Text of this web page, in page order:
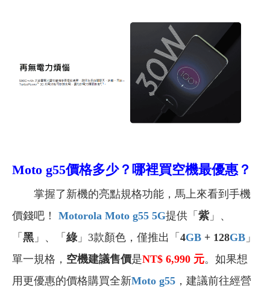
Moto g55價格多少？哪裡買空機最優惠？
掌握了新機的亮點規格功能，馬上來看到手機
價錢吧！ Motorola Moto g55 5G提供「 紫」、
「 黑 」、「 綠」3款顏色，僅推出「 4GB + 128GB 」
單一規格， 空機建議售價是NT$ 6,990 元。如果想
用更優惠的價格購買全新Moto g55 ，建議前往經營